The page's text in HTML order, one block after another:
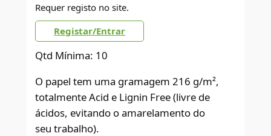
Requer registo no site.
Registar/Entrar
Qtd Mínima: 10
O papel tem uma gramagem 216 g/m²,
totalmente Acid e Lignin Free (livre de
ácidos, evitando o amarelamento do
seu trabalho).